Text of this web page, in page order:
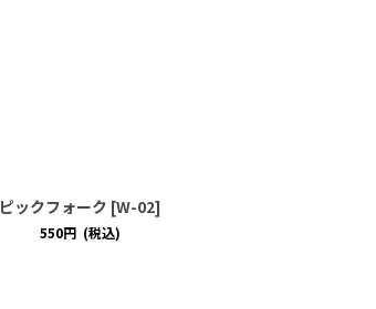
ピックフォーク [W-02]
550円 (税込)